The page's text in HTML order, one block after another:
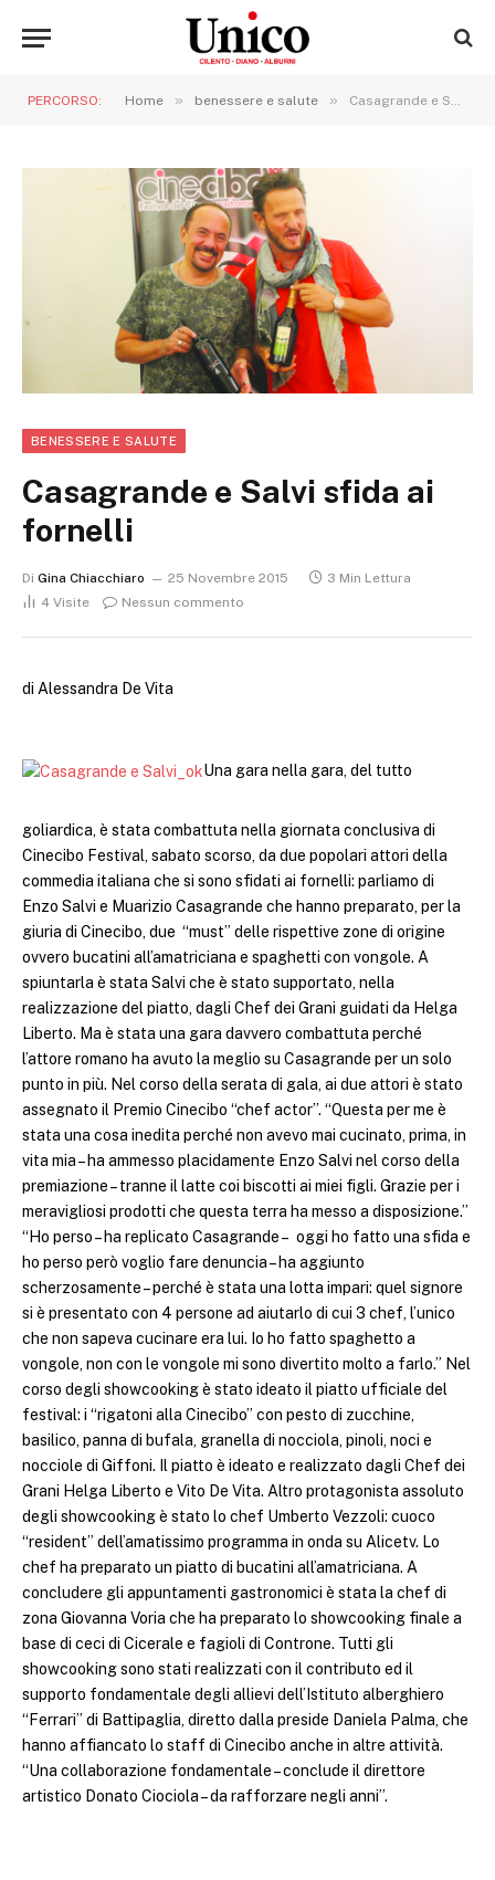
PERCORSO: Home » benessere e salute » Casagrande e Salvi sfida ai fornelli
BENESSERE E SALUTE
Casagrande e Salvi sfida ai
fornelli
Di Gina Chiacchiaro 25 Novembre 2015
3 Min Lettura
4 Visite Nessun commento
di Alessandra De Vita
Una gara nella gara, del tutto
goliardica, è stata combattuta nella giornata conclusiva di
Cinecibo Festival, sabato scorso, da due popolari attori della
commedia italiana che si sono sfidati ai fornelli: parliamo di
Enzo Salvi e Muarizio Casagrande che hanno preparato, per la
giuria di Cinecibo, due “must” delle rispettive zone di origine
ovvero bucatini all’amatriciana e spaghetti con vongole. A
spiuntarla è stata Salvi che è stato supportato, nella
realizzazione del piatto, dagli Chef dei Grani guidati da Helga
Liberto. Ma è stata una gara davvero combattuta perché
l’attore romano ha avuto la meglio su Casagrande per un solo
punto in più. Nel corso della serata di gala, ai due attori è stato
assegnato il Premio Cinecibo “chef actor”. “Questa per me è
stata una cosa inedita perché non avevo mai cucinato, prima, in
vita mia – ha ammesso placidamente Enzo Salvi nel corso della
premiazione – tranne il latte coi biscotti ai miei figli. Grazie per i
meravigliosi prodotti che questa terra ha messo a disposizione.”
“Ho perso – ha replicato Casagrande – oggi ho fatto una sfida e
ho perso però voglio fare denuncia – ha aggiunto
scherzosamente – perché è stata una lotta impari: quel signore
si è presentato con 4 persone ad aiutarlo di cui 3 chef, l’unico
che non sapeva cucinare era lui. Io ho fatto spaghetto a
vongole, non con le vongole mi sono divertito molto a farlo.” Nel
corso degli showcooking è stato ideato il piatto ufficiale del
festival: i “rigatoni alla Cinecibo” con pesto di zucchine,
basilico, panna di bufala, granella di nocciola, pinoli, noci e
nocciole di Giffoni. Il piatto è ideato e realizzato dagli Chef dei
Grani Helga Liberto e Vito De Vita. Altro protagonista assoluto
degli showcooking è stato lo chef Umberto Vezzoli: cuoco
“resident” dell’amatissimo programma in onda su Alicetv. Lo
chef ha preparato un piatto di bucatini all’amatriciana. A
concludere gli appuntamenti gastronomici è stata la chef di
zona Giovanna Voria che ha preparato lo showcooking finale a
base di ceci di Cicerale e fagioli di Controne. Tutti gli
showcooking sono stati realizzati con il contributo ed il
supporto fondamentale degli allievi dell’Istituto alberghiero
“Ferrari” di Battipaglia, diretto dalla preside Daniela Palma, che
hanno affiancato lo staff di Cinecibo anche in altre attività.
“Una collaborazione fondamentale – conclude il direttore
artistico Donato Ciociola – da rafforzare negli anni”.